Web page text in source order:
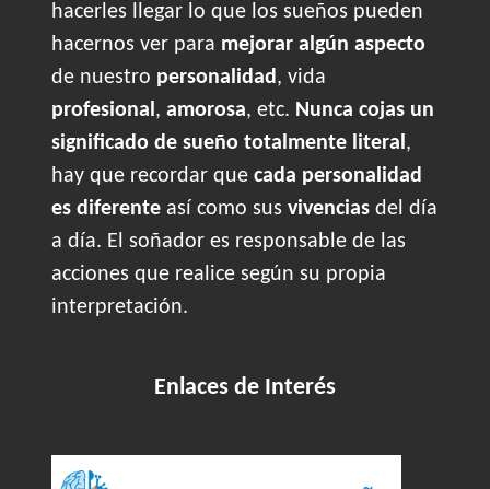
hacerles llegar lo que los sueños pueden
hacernos ver para mejorar algún aspecto
de nuestro personalidad, vida
profesional, amorosa, etc. Nunca cojas un
significado de sueño totalmente literal,
hay que recordar que cada personalidad
es diferente así como sus vivencias del día
a día. El soñador es responsable de las
acciones que realice según su propia
interpretación.
Enlaces de Interés